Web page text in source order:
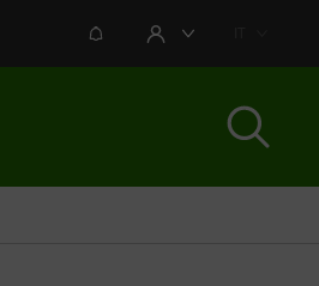
NOTIFICHEAREA UTENTE